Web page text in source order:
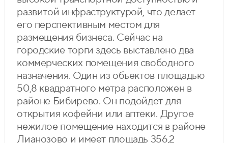
развитой инфраструктурой, что делает
его перспективным местом для
размещения бизнеса. Сейчас на
городские торги здесь выставлено два
коммерческих помещения свободного
назначения. Один из объектов площадью
50,8 квадратного метра расположен в
районе Бибирево. Он подойдет для
открытия кофейни или аптеки. Другое
нежилое помещение находится в районе
Лианозово и имеет площадь 356,2